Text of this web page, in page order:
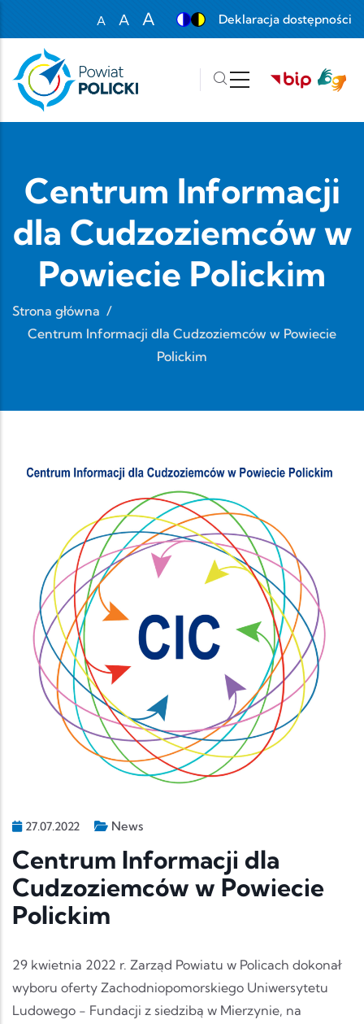
A
Set font size to 100%
A
A
Deklaracja dostępności
Centrum Informacji
dla Cudzoziemców w
Powiecie Polickim
Strona główna /
Centrum Informacji dla Cudzoziemców w Powiecie
Polickim
27.07.2022 News
Centrum Informacji dla
Cudzoziemców w Powiecie
Polickim
29 kwietnia 2022 r. Zarząd Powiatu w Policach dokonał
wyboru oferty Zachodniopomorskiego Uniwersytetu
Ludowego - Fundacji z siedzibą w Mierzynie, na